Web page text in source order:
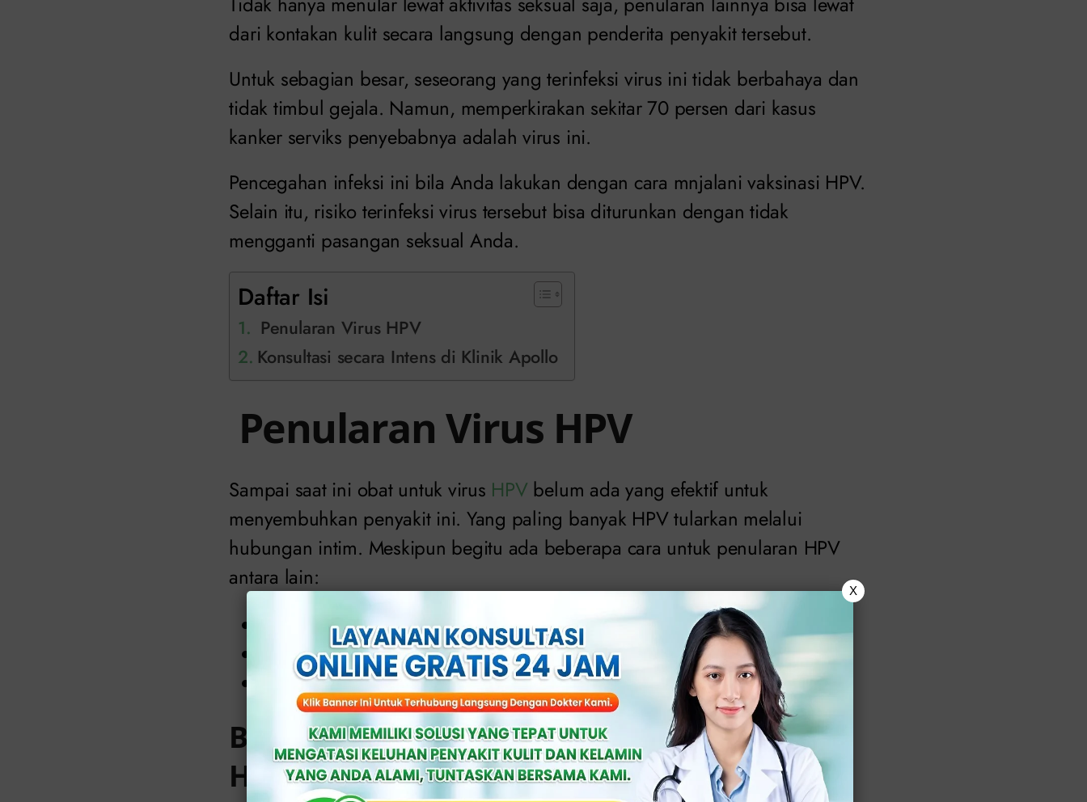
dari kontakan kulit secara langsung dengan penderita penyakit tersebut.
Untuk sebagian besar, seseorang yang terinfeksi virus ini tidak berbahaya dan
tidak timbul gejala. Namun, memperkirakan sekitar 70 persen dari kasus
kanker serviks penyebabnya adalah virus ini.
Pencegahan infeksi ini bila Anda lakukan dengan cara mnjalani vaksinasi HPV.
Selain itu, risiko terinfeksi virus tersebut bisa diturunkan dengan tidak
mengganti pasangan seksual Anda.
Daftar Isi
Penularan Virus HPV
Konsultasi secara Intens di Klinik Apollo
Penularan Virus HPV
Sampai saat ini obat untuk virus HPV belum ada yang efektif untuk
menyembuhkan penyakit ini. Yang paling banyak HPV tularkan melalui
hubungan intim. Meskipun begitu ada beberapa cara untuk penularan HPV
antara lain:
Melakuan hubungan intm dengan sering berganti pasangan;
Sering melakukan hubungan intim dengan berbagai variasi; dan
Berkontakan langsung dengan kutil dari si penderita;
Bagaimanakah tindakan untuk pencegahan
HPV
X